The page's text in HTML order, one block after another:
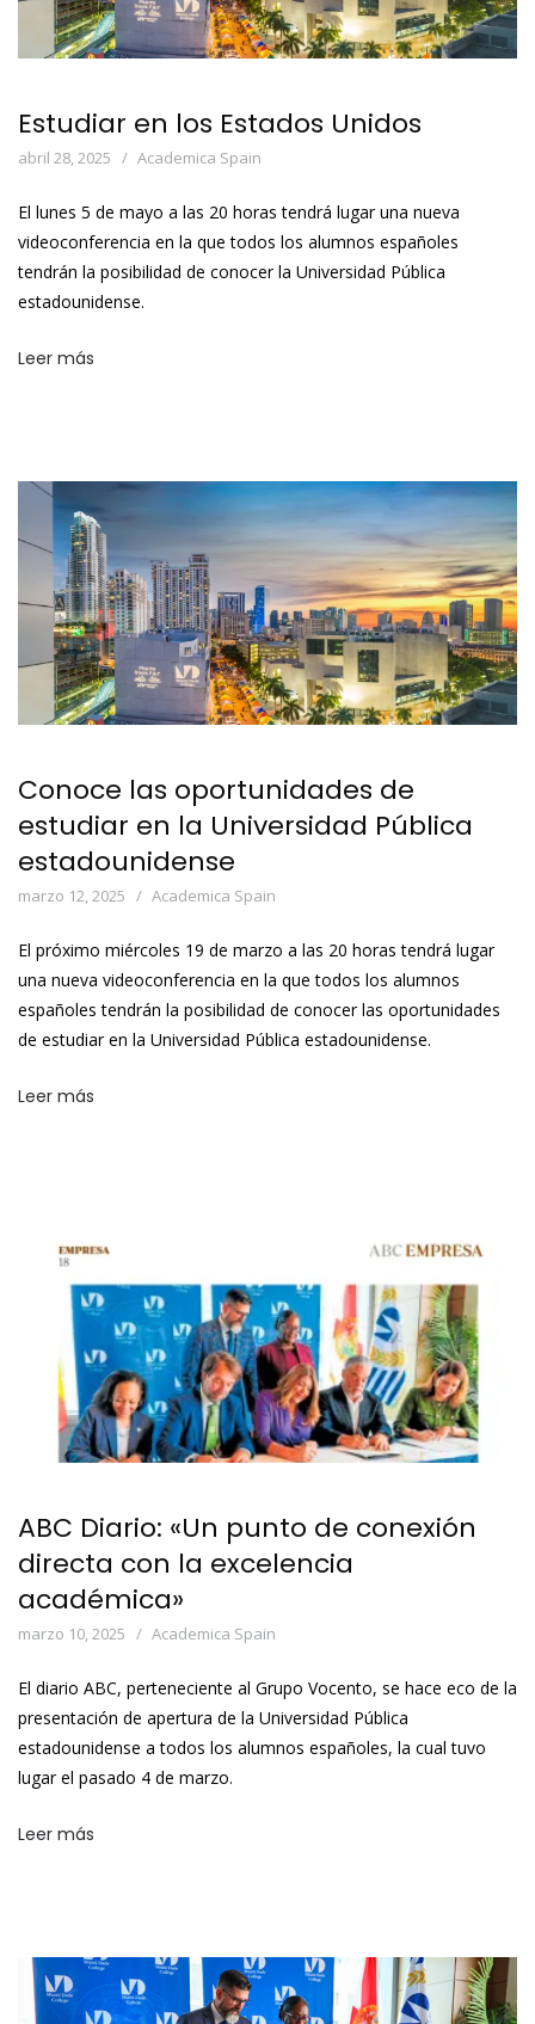
Estudiar en los Estados Unidos
abril 28, 2025 Academica Spain
El lunes 5 de mayo a las 20 horas tendrá lugar una nueva
videoconferencia en la que todos los alumnos españoles
tendrán la posibilidad de conocer la Universidad Pública
estadounidense.
Leer más
Conoce las oportunidades de
estudiar en la Universidad Pública
estadounidense
marzo 12, 2025 Academica Spain
El próximo miércoles 19 de marzo a las 20 horas tendrá lugar
una nueva videoconferencia en la que todos los alumnos
españoles tendrán la posibilidad de conocer las oportunidades
de estudiar en la Universidad Pública estadounidense.
Leer más
ABC Diario: «Un punto de conexión
directa con la excelencia
académica»
marzo 10, 2025 Academica Spain
El diario ABC, perteneciente al Grupo Vocento, se hace eco de la
presentación de apertura de la Universidad Pública
estadounidense a todos los alumnos españoles, la cual tuvo
lugar el pasado 4 de marzo.
Leer más